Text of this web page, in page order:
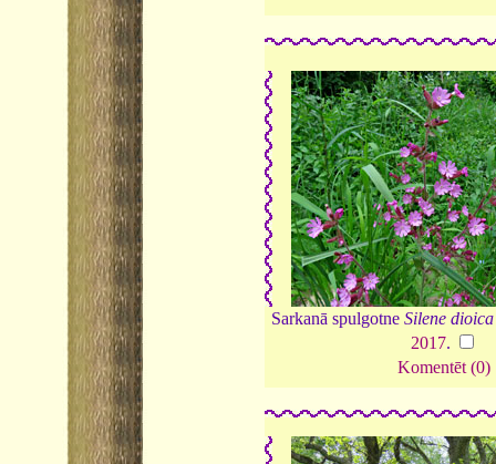
Sarkanā spulgotneSilene dioica
2017.
Komentēt (0)